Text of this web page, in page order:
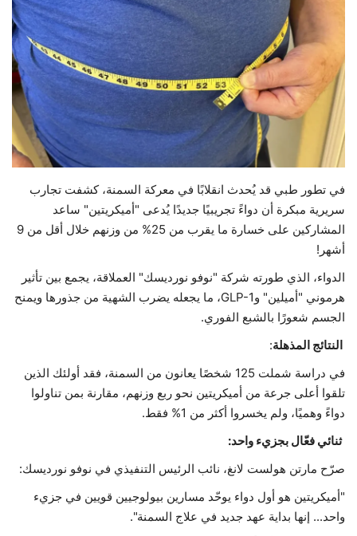
في تطور طبي قد يُحدث انقلابًا في معركة السمنة، كشفت تجارب
سريرية مبكرة أن دواءً تجريبيًا جديدًا يُدعى "أميكريتين" ساعد
المشاركين على خسارة ما يقرب من 25% من وزنهم خلال أقل من 9
أشهر!
الدواء، الذي طورته شركة "نوفو نورديسك" العملاقة، يجمع بين تأثير
هرموني "أميلين" وGLP-1، ما يجعله يضرب الشهية من جذورها ويمنح
الجسم شعورًا بالشبع الفوري.
النتائج المذهلة:
في دراسة شملت 125 شخصًا يعانون من السمنة، فقد أولئك الذين
تلقوا أعلى جرعة من أميكريتين نحو ربع وزنهم، مقارنة بمن تناولوا
دواءً وهميًا، ولم يخسروا أكثر من 1% فقط.
ثنائي فعّال بجزيء واحد:
صرّح مارتن هولست لانغ، نائب الرئيس التنفيذي في نوفو نورديسك:
"أميكريتين هو أول دواء يوحّد مسارين بيولوجيين قويين في جزيء
واحد... إنها بداية عهد جديد في علاج السمنة".